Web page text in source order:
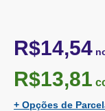
R$14,54
R$13,81
+ Opções de